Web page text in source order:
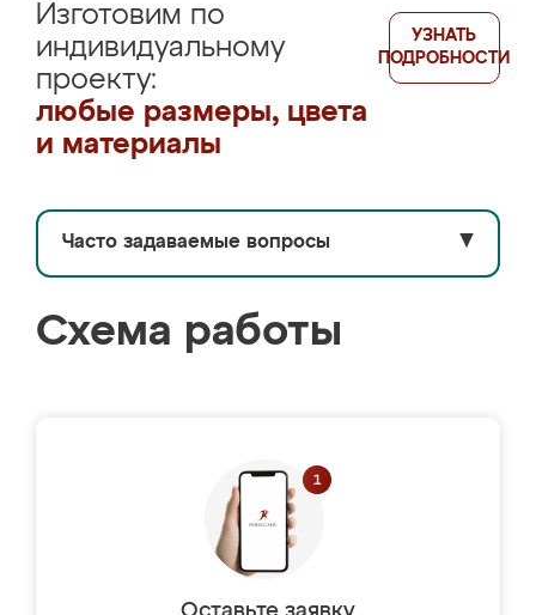
Изготовим по
индивидуальному
проекту:
любые размеры, цвета
и материалы
УЗНАТЬ
ПОДРОБНОСТИ
Часто задаваемые вопросы ▼
Схема работы